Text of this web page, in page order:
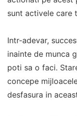
sunt activele care
Intr-adevar,
inainte de munca
poti sa o faci.
concepe
desfasura in